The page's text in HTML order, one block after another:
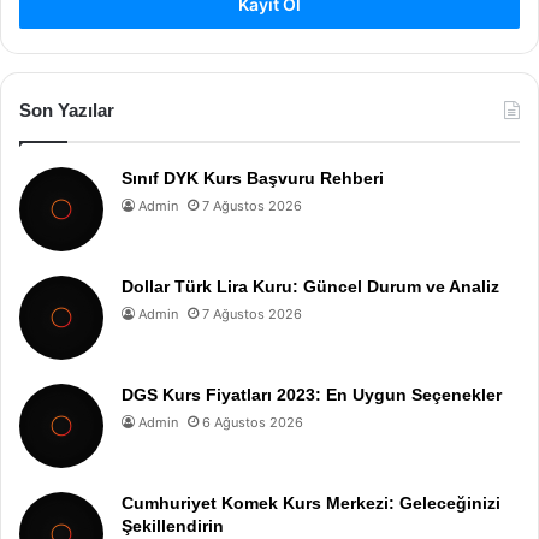
Kayıt Ol
Son Yazılar
Sınıf DYK Kurs Başvuru Rehberi
Admin 7 Ağustos 2026
Dollar Türk Lira Kuru: Güncel Durum ve Analiz
Admin 7 Ağustos 2026
DGS Kurs Fiyatları 2023: En Uygun Seçenekler
Admin 6 Ağustos 2026
Cumhuriyet Komek Kurs Merkezi: Geleceğinizi
Şekillendirin